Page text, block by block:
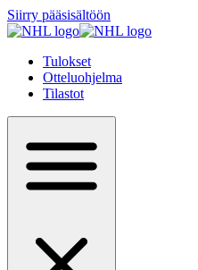
Siirry pääsisältöön
Tulokset
Otteluohjelma
Tilastot